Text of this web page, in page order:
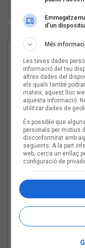
< Anterior
EN PORTADA
Les veus
català:
grups i artistes
d’un dispositiu
Més
Les teves dades
informació del teu
altres dades del
els quals també
mateix, aquest lloc
aquesta informació.
utilitzar dades de
És possible que
personals per motius
disconformitat amb
següents. A la part
web, cerca un enllaç
configuració de